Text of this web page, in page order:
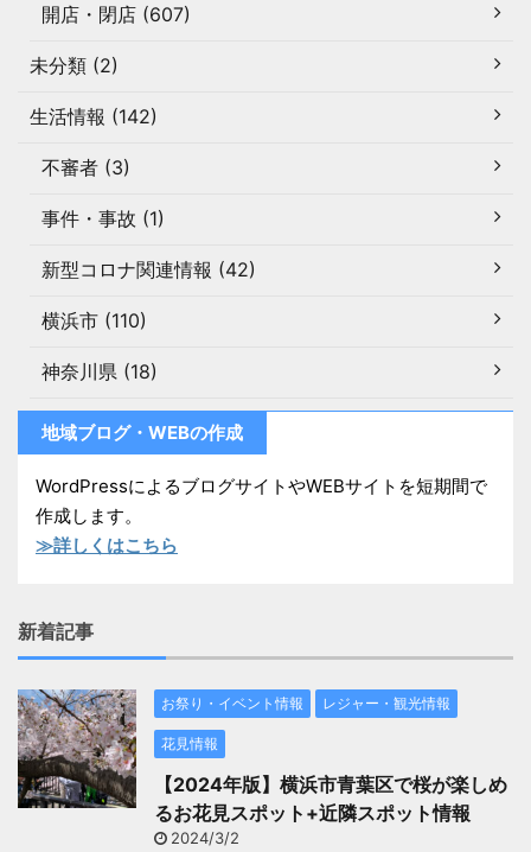
開店・閉店 (607)
未分類 (2)
生活情報 (142)
不審者 (3)
事件・事故 (1)
新型コロナ関連情報 (42)
横浜市 (110)
神奈川県 (18)
地域ブログ・WEBの作成
WordPressによるブログサイトやWEBサイトを短期間で
作成します。
≫詳しくはこちら
新着記事
お祭り・イベント情報 レジャー・観光情報
花見情報
【2024年版】横浜市青葉区で桜が楽しめ
るお花見スポット+近隣スポット情報
2024/3/2